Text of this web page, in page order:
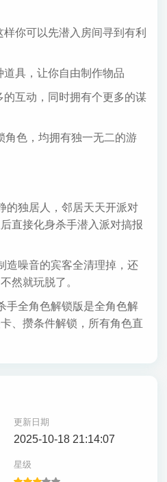
你可以先潜入房间寻到有利
具，让你自由制作物品
互动，同时拥有个更多的谋
角色，均拥有独一无二的游
的独居人，邻居天天开派对
直接化身杀手潜入派对搞报
造噪音的宾客全清理掉，还
然就玩脱了。
手全角色解锁版是全角色解
、攒条件解锁，所有角色直
更新日期
2025-10-18 21:14:07
星级